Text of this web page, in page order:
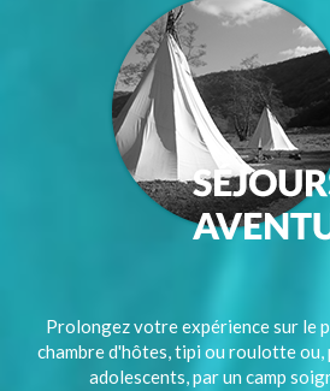
Prolongez votre expérience sur le
chambre d'hôtes, tipi ou roulotte ou,
adolescents, par un camp